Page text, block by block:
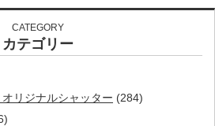
CATEGORY
カテゴリー
リジナルシャッター (284)